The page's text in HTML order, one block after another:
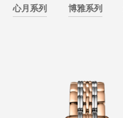
心月系列 博雅系列